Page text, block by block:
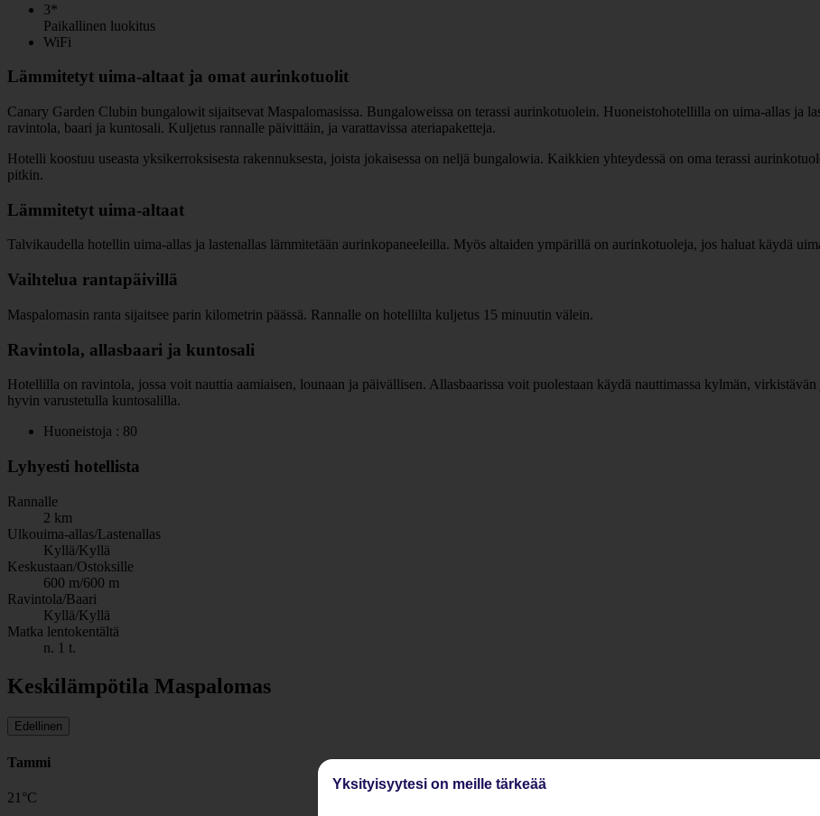
3*
Paikallinen luokitus
WiFi
Lämmitetyt uima-altaat ja omat aurinkotuolit
Canary Garden Clubin bungalowit sijaitsevat Maspalomasissa. Bungaloweissa on terassi aurinkotuolein. Huoneistohotellilla on uima-allas ja
ravintola, baari ja kuntosali. Kuljetus rannalle päivittäin, ja varattavissa ateriapaketteja.
Hotelli koostuu useasta yksikerroksisesta rakennuksesta, joista jokaisessa on neljä bungalowia. Kaikkien yhteydessä on oma terassi
pitkin.
Lämmitetyt uima-altaat
Talvikaudella hotellin uima-allas ja lastenallas lämmitetään aurinkopaneeleilla. Myös altaiden ympärillä on aurinkotuoleja, jos haluat käydä
Vaihtelua rantapäivillä
Maspalomasin ranta sijaitsee parin kilometrin päässä. Rannalle on hotellilta kuljetus 15 minuutin välein.
Ravintola, allasbaari ja kuntosali
Hotellilla on ravintola, jossa voit nauttia aamiaisen, lounaan ja päivällisen. Allasbaarissa voit puolestaan käydä nauttimassa kylmän,
hyvin varustetulla kuntosalilla.
Huoneistoja : 80
Lyhyesti hotellista
Rannalle
2 km
Ulkouima-allas/Lastenallas
Kyllä/Kyllä
Keskustaan/Ostoksille
600 m/600 m
Ravintola/Baari
Kyllä/Kyllä
Matka lentokentältä
n. 1 t.
Keskilämpötila Maspalomas
Edellinen
Tammi
21 °C
Yksityisyytesi on meille tärkeää